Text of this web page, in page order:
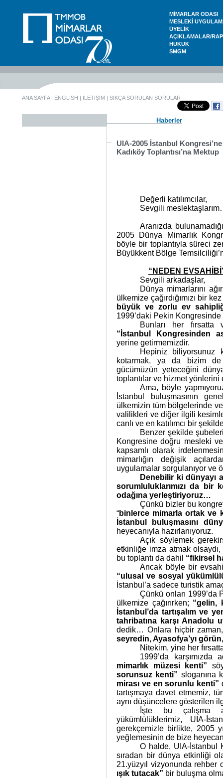
MİMARLAR ODASI
MESLEKİ
ÜYELİK
AÇIKLAMALAR/
HUKUK
SMGM
ANA SAYFA| ENGLISH | İLETİŞİM | SIKÇA SORULAN SORULAR
Haberler
UIA-2005 İstanbul
Kadıköy Toplantısı’na Mektup
Değerli katılımcılar,
Sevgili
Aranızda
2005 Dünya Mimarlık
böyle bir toplantıyla süreci
Büyükkent Bölge
“NEDEN
Sevgili arkadaşlar,
Dünya mimarlarını
ülkemize çağırdığımızı bir
büyük ve zorlu ev
1999’daki Pekin
Bunları her fırsatta
“İstanbul Kongresinden
yerine getirmemizdir.
Hepiniz biliyorsunuz
kotarmak, ya da bizim de
gücümüzün yeteceğini
toplantılar ve hizmet
Ama, böyle
İstanbul buluşmasının
ülkemizin tüm bölgelerinde
valilikleri ve diğer ilgili
canlı ve en katılımcı bir
Benzer şekilde
Kongresine doğru mesleki
kapsamlı olarak
mimarlığın değişik
uygulamalar sorgulanıyor
Denebilir ki dünyayı
sorumluluklarımızı da bir
odağına yerleştiriyoruz…
Çünkü bizler bu
“binlerce mimarla ortak ve
İstanbul buluşmasını
heyecanıyla hazırlanıyoruz.
Açık söylemek
etkinliğe imza atmak
bu toplantı da dahil “fikirsel
Ancak böyle bir
“ulusal ve sosyal
İstanbul’a sadece turistik
Çünkü onları 1999’da
ülkemize çağırırken; “gelin,
İstanbul’da tartışalım ve
tahribatına karşı Anadolu
dedik… Onlara hiçbir
seyredin, Ayasofya’yı
Nitekim, yine her
1999’da karşımızda
mimarlık müzesi kenti”
sorunsuz kenti” sloganına
mirası ve en sorunlu kenti”
tartışmaya davet etmemiz,
aynı düşüncelere gösterilen
İşte bu çalışma
yükümlülüklerimiz, UIA-
gerekçemizle birlikte, 2005
yeğlemesinin de bize
O halde, UIA-İstanbul
sıradan bir dünya etkinliği
21.yüzyıl vizyonunda
ışık tutacak” bir buluşma